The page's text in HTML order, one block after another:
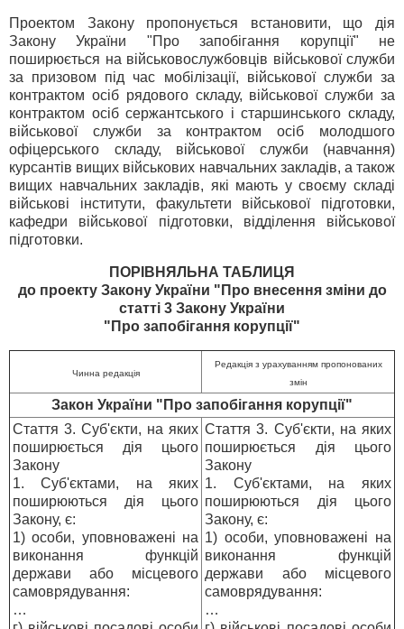
Проектом Закону пропонується встановити, що дія
Закону України "Про запобігання корупції" не
поширюється на військовослужбовців військової служби
за призовом під час мобілізації, військової служби за
контрактом осіб рядового складу, військової служби за
контрактом осіб сержантського і старшинського складу,
військової служби за контрактом осіб молодшого
офіцерського складу, військової служби (навчання)
курсантів вищих військових навчальних закладів, а також
вищих навчальних закладів, які мають у своєму складі
військові інститути, факультети військової підготовки,
кафедри військової підготовки, відділення військової
підготовки.
ПОРІВНЯЛЬНА ТАБЛИЦЯ
до проекту Закону України "Про внесення зміни до
статті 3 Закону України
"Про запобігання корупції"
Чинна редакція
Редакція з урахуванням пропонованих
змін
Закон України "Про запобігання корупції"
Стаття 3. Суб'єкти, на яких
поширюється дія цього
Закону
1. Суб'єктами, на яких
поширюються дія цього
Закону, є:
1) особи, уповноважені на
виконання функцій
держави або місцевого
самоврядування:
…
Стаття 3. Суб'єкти, на яких
поширюється дія цього
Закону
1. Суб'єктами, на яких
поширюються дія цього
Закону, є:
1) особи, уповноважені на
виконання функцій
держави або місцевого
самоврядування:
…